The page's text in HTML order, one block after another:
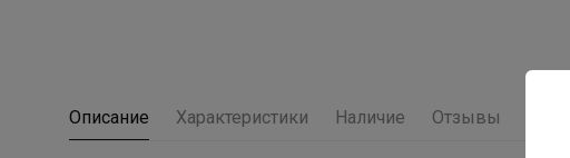
Описание Характеристики Наличие Отзывы